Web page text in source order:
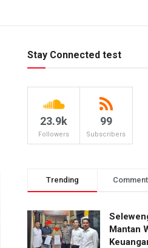
Stay Connected test
23.9k
Followers
99
Subscribers
Trending
Mantan